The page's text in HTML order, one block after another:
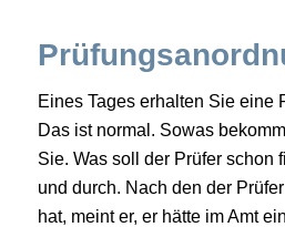
Eines Tages erhalten Sie eine
Das ist normal. Sowas
Sie. Was soll der Prüfer schon
und durch. Nach den der
hat, meint er, er hätte im Amt